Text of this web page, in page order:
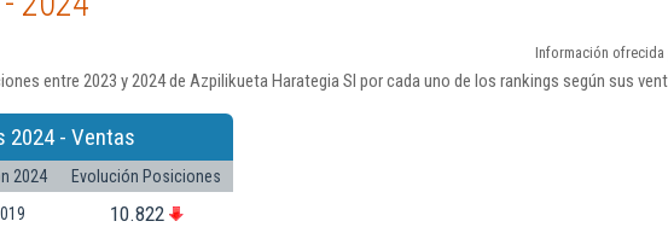
Información
entre 2023 y 2024 de Azpilikueta Harategia Sl por cada uno de los rankings según sus
2024 - Ventas
2024
Evolución Posiciones
10.822